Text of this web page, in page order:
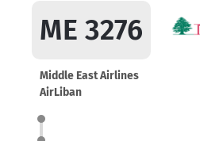
ME 3276
Middle East Airlines
AirLiban